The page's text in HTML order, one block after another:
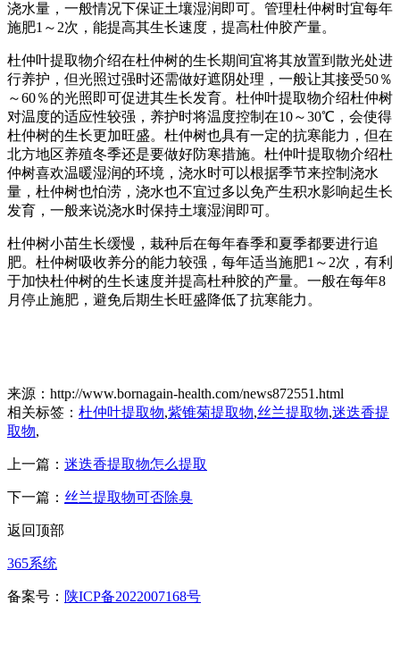
浇水量，一般情况下保证土壤湿润即可。管理杜仲树时宜每年
施肥1～2次，能提高其生长速度，提高杜仲胶产量。
杜仲叶提取物介绍在杜仲树的生长期间宜将其放置到散光处进
行养护，但光照过强时还需做好遮阴处理，一般让其接受50％
～60％的光照即可促进其生长发育。杜仲叶提取物介绍杜仲树
对温度的适应性较强，养护时将温度控制在10～30℃，会使得
杜仲树的生长更加旺盛。杜仲树也具有一定的抗寒能力，但在
北方地区养殖冬季还是要做好防寒措施。杜仲叶提取物介绍杜
仲树喜欢温暖湿润的环境，浇水时可以根据季节来控制浇水
量，杜仲树也怕涝，浇水也不宜过多以免产生积水影响起生长
发育，一般来说浇水时保持土壤湿润即可。
杜仲树小苗生长缓慢，栽种后在每年春季和夏季都要进行追
肥。杜仲树吸收养分的能力较强，每年适当施肥1～2次，有利
于加快杜仲树的生长速度并提高杜种胶的产量。一般在每年8
月停止施肥，避免后期生长旺盛降低了抗寒能力。
来源：http://www.bornagain-health.com/news872551.html
相关标签： 杜仲叶提取物,紫锥菊提取物,丝兰提取物,迷迭香提
取物,
上一篇： 迷迭香提取物怎么提取
下一篇： 丝兰提取物可否除臭
返回顶部
365系统
备案号： 陕ICP备2022007168号